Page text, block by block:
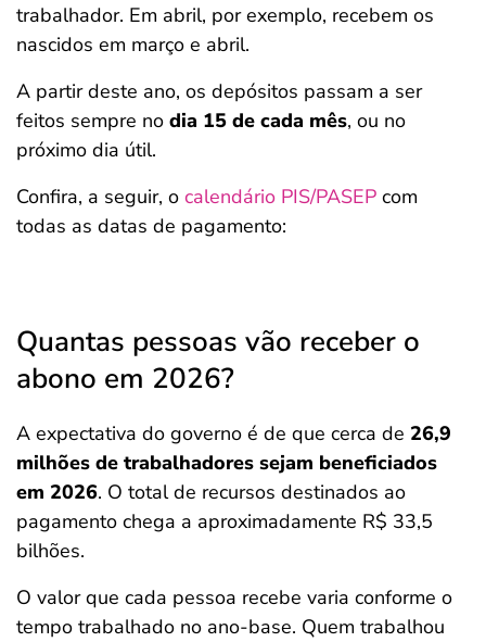
trabalhador. Em abril, por exemplo, recebem os
nascidos em março e abril.
A partir deste ano, os depósitos passam a ser
feitos sempre no dia 15 de cada mês, ou no
próximo dia útil.
Confira, a seguir, o calendário PIS/PASEP com
todas as datas de pagamento:
Quantas pessoas vão receber o
abono em 2026?
A expectativa do governo é de que cerca de 26,9
milhões de trabalhadores sejam beneficiados
em 2026. O total de recursos destinados ao
pagamento chega a aproximadamente R$ 33,5
bilhões.
O valor que cada pessoa recebe varia conforme o
tempo trabalhado no ano-base. Quem trabalhou